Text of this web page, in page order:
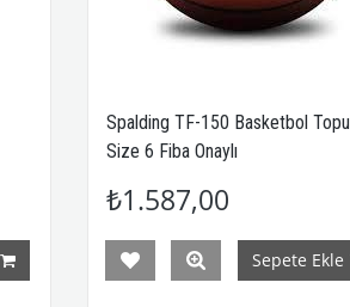
Spalding TF-150 Basketbol Topu
Size 6 Fiba Onaylı
₺1.587,00
Sepete Ekle